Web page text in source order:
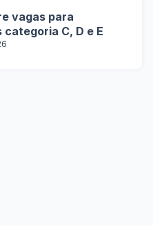
vagas para
C, D e E